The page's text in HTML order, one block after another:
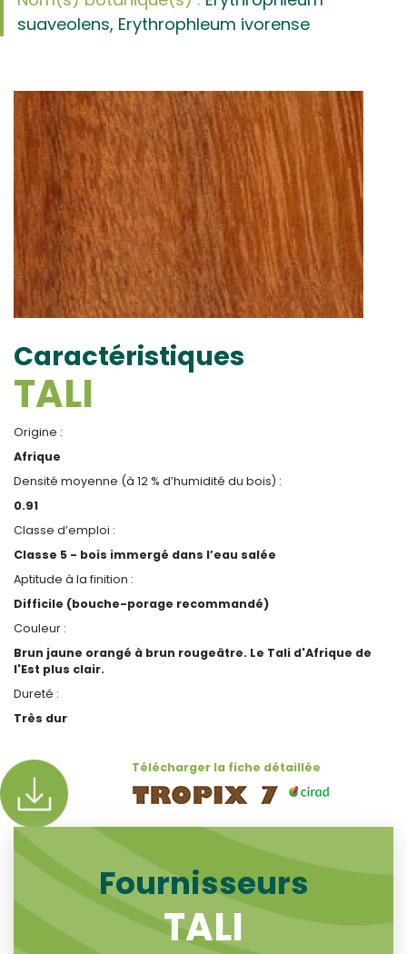
suaveolens, Erythrophleum ivorense
Caractéristiques
TALI
Origine :
Afrique
Densité moyenne (à 12 % d’humidité du bois) :
0.91
Classe d’emploi :
Classe 5 - bois immergé dans l’eau salée
Aptitude à la finition :
Difficile (bouche-porage recommandé)
Couleur :
Brun jaune orangé à brun rougeâtre. Le Tali d'Afrique de
l'Est plus clair.
Dureté :
Très dur
Télécharger la fiche détaillée
Fournisseurs
TALI